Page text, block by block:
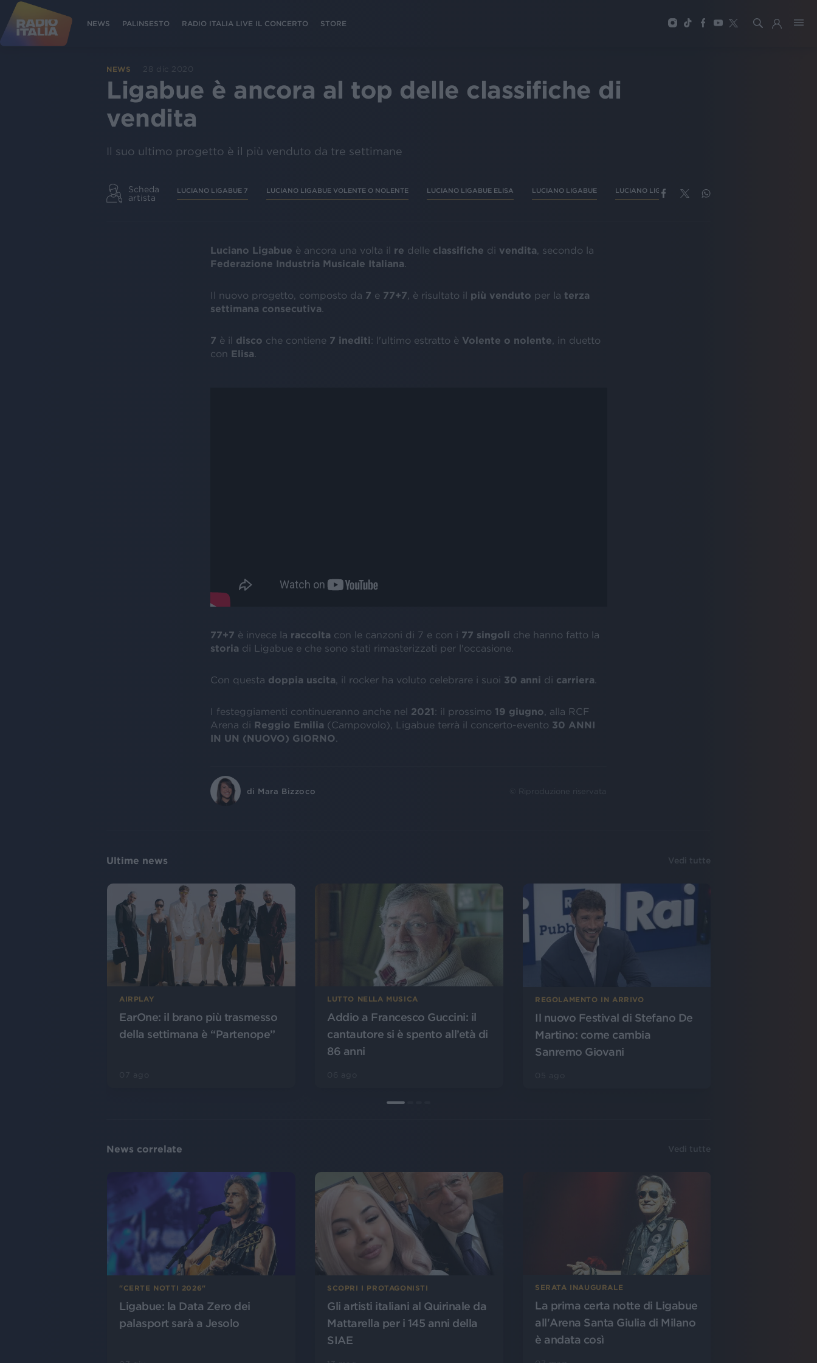
NEWS PALINSESTO RADIO ITALIA LIVE IL CONCERTO STORE
NEWS 28 dic 2020
Ligabue è ancora al top delle classifiche di
vendita
Il suo ultimo progetto è il più venduto da tre settimane
Scheda
artista
LUCIANO LIGABUE 7 LUCIANO LIGABUE VOLENTE O NOLENTE LUCIANO LIGABUE ELISA LUCIANO LIGABUE LUCIANO LIGABUE 77+7
Luciano Ligabue è ancora una volta il re delle classifiche di vendita , secondo la
Federazione Industria Musicale Italiana
Il nuovo progetto, composto da 7 e 77+7 , è risultato il più venduto per la terza
settimana consecutiva
7 è il disco che contiene 7 inediti: l'ultimo estratto è Volente o nolente , in duetto
con Elisa
77+7 è invece la raccolta con le canzoni di 7 e con i 77 singoli che hanno fatto la
storia di Ligabue e che sono stati rimasterizzati per l'occasione.
Con questa doppia uscita , il rocker ha voluto celebrare i suoi 30 anni di carriera
I festeggiamenti continueranno anche nel 2021: il prossimo 19 giugno , alla RCF
Arena di Reggio Emilia (Campovolo), Ligabue terrà il concerto-evento 30 ANNI
IN UN (NUOVO) GIORNO
di Mara Bizzoco © Riproduzione riservata
Ultime news Vedi tutte
AIRPLAY
EarOne: il brano più trasmesso
della settimana è “Partenope”
LUTTO NELLA MUSICA
Addio a Francesco Guccini: il
cantautore si è spento all’età di
86 anni
REGOLAMENTO IN ARRIVO
Il nuovo Festival di Stefano De
Martino: come cambia
Sanremo Giovani
News correlate Vedi tutte
"CERTE NOTTI 2026"
Ligabue: la Data Zero dei
palasport sarà a Jesolo
SCOPRI I PROTAGONISTI
Gli artisti italiani al Quirinale da
Mattarella per i 145 anni della
SIAE
SERATA INAUGURALE
La prima certa notte di Ligabue
all'Arena Santa Giulia di Milano
è andata così